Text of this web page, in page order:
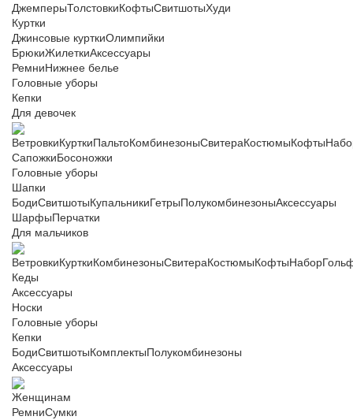
ДжемперыТолстовкиКофтыСвитшотыХуди
Куртки
Джинсовые курткиОлимпийки
БрюкиЖилеткиАксессуары
РемниНижнее белье
Головные уборы
Кепки
Для девочек
ВетровкиКурткиПальтоКомбинезоныСвитераКостюмыКофты
СапожкиБосоножки
Головные уборы
Шапки
БодиСвитшотыКупальникиГетрыПолукомбинезоныАксессуары
ШарфыПерчатки
Для мальчиков
ВетровкиКурткиКомбинезоныСвитераКостюмыКофтыНабор
Кеды
Аксессуары
Носки
Головные уборы
Кепки
БодиСвитшотыКомплектыПолукомбинезоны
Аксессуары
Женщинам
РемниСумки